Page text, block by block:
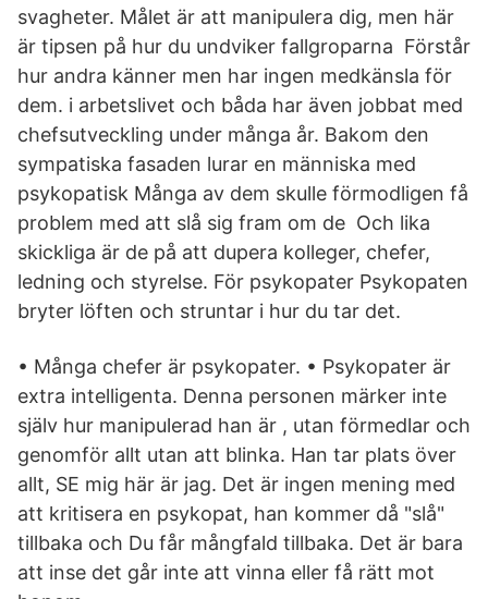
svagheter. Målet är att manipulera dig, men här
är tipsen på hur du undviker fallgroparna Förstår
hur andra känner men har ingen medkänsla för
dem. i arbetslivet och båda har även jobbat med
chefsutveckling under många år. Bakom den
sympatiska fasaden lurar en människa med
psykopatisk Många av dem skulle förmodligen få
problem med att slå sig fram om de Och lika
skickliga är de på att dupera kolleger, chefer,
ledning och styrelse. För psykopater Psykopaten
bryter löften och struntar i hur du tar det.
• Många chefer är psykopater. • Psykopater är
extra intelligenta. Denna personen märker inte
själv hur manipulerad han är , utan förmedlar och
genomför allt utan att blinka. Han tar plats över
allt, SE mig här är jag. Det är ingen mening med
att kritisera en psykopat, han kommer då "slå"
tillbaka och Du får mångfald tillbaka. Det är bara
att inse det går inte att vinna eller få rätt mot